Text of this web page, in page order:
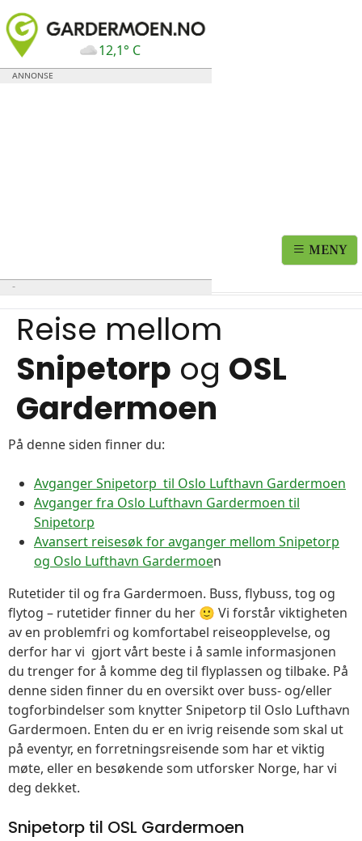
12,1° C
MENY
Reise mellom
Snipetorp og OSL
Gardermoen
På denne siden finner du:
Avganger Snipetorp til Oslo Lufthavn Gardermoen
Avganger fra Oslo Lufthavn Gardermoen til
Snipetorp
Avansert reisesøk for avganger mellom Snipetorp
og Oslo Lufthavn Gardermoen
Rutetider til og fra Gardermoen. Buss, flybuss, tog og
flytog – rutetider finner du her 🙂 Vi forstår viktigheten
av en problemfri og komfortabel reiseopplevelse, og
derfor har vi gjort vårt beste i å samle informasjonen
du trenger for å komme deg til flyplassen og tilbake. På
denne siden finner du en oversikt over buss- og/eller
togforbindelser som knytter Snipetorp til Oslo Lufthavn
Gardermoen. Enten du er en ivrig reisende som skal ut
på eventyr, en forretningsreisende som har et viktig
møte, eller en besøkende som utforsker Norge, har vi
deg dekket.
Snipetorp til OSL Gardermoen